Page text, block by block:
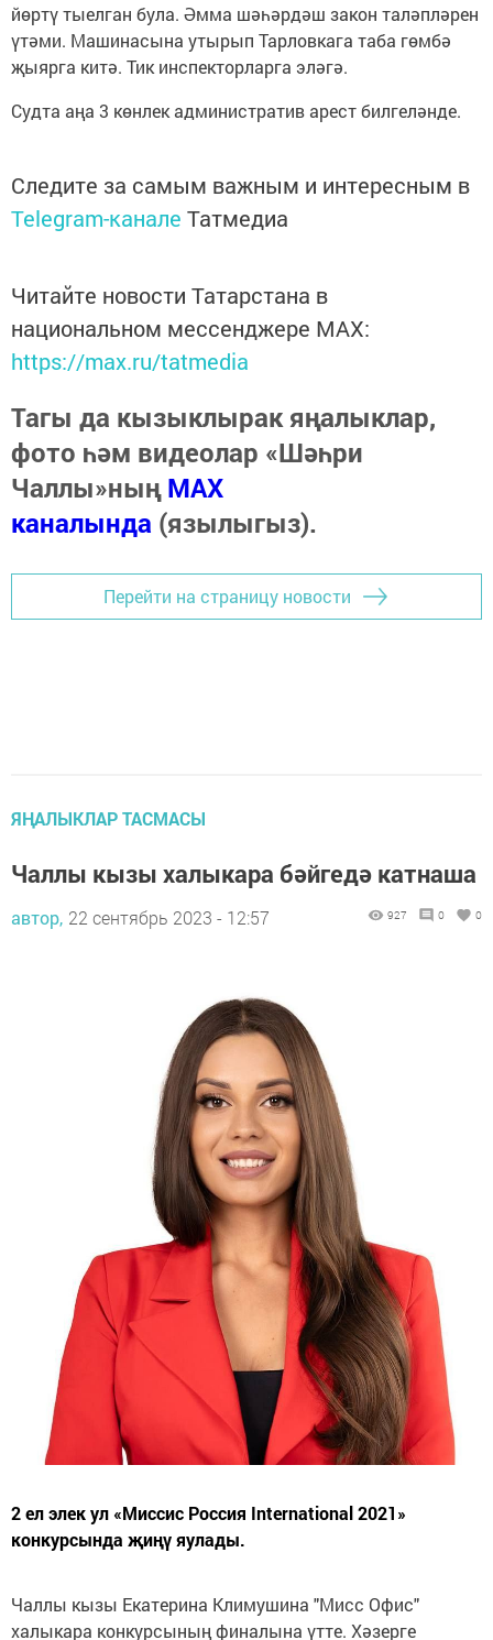
йөртү тыелган була. Әмма шәһәрдәш закон таләпләрен
үтәми. Машинасына утырып Тарловкага таба гөмбә
җыярга китә. Тик инспекторларга эләгә.
Судта аңа 3 көнлек административ арест билгеләнде.
Следите за самым важным и интересным в
Telegram-канале Татмедиа
Читайте новости Татарстана в
национальном мессенджере MАХ:
https://max.ru/tatmedia
Тагы да кызыклырак яңалыклар,
фото һәм видеолар «Шәһри
Чаллы»ныңMAX
каналында (язылыгыз).
Перейти на страницу новости
ЯҢАЛЫКЛАР ТАСМАСЫ
Чаллы кызы халыкара бәйгедә катнаша
автор, 22 сентябрь 2023 - 12:57 927 0 0
2 ел элек ул «Миссис Россия International 2021»
конкурсында җиңү яулады.
Чаллы кызы Екатерина Климушина "Мисс Офис"
халыкара конкурсының финалына үтте. Хәзерге